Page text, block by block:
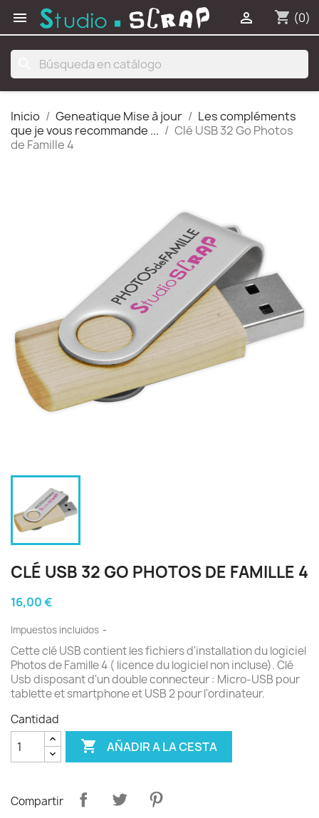
 shopping_cart (0)

Inicio Geneatique Mise à jour
Les compléments
que je vous recommande ...
Clé USB 32 Go Photos
de Famille 4
CLÉ USB 32 GO PHOTOS DE FAMILLE 4
16,00 €
Impuestos incluidos
Cette clé USB contient les fichiers d'installation du logiciel
Photos de Famille 4 ( licence du logiciel non incluse). Clé
Usb disposant d'un double connecteur : Micro-USB pour
tablette et smartphone et USB 2 pour l'ordinateur.
Cantidad
 AÑADIR A LA CESTA
Compartir